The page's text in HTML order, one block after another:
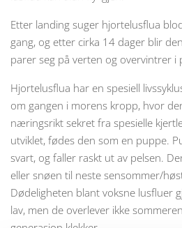
Etter landing suger hjortelusflua
gang, og etter cirka 14 dager blir
parer seg på verten og overvintrer i
Hjortelusflua har en spesiell
om gangen i morens kropp, hvor
næringsrikt sekret fra spesielle
utviklet, fødes den som en puppe.
svart, og faller raskt ut av pelsen.
eller snøen til neste sensommer/
Dødeligheten blant voksne lusfluer
lav, men de overlever ikke